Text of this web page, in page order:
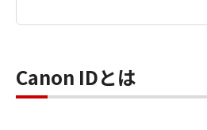
Canon IDとは